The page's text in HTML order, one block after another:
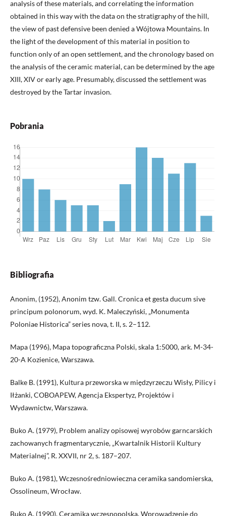
analysis of these materials, and correlating the information
obtained in this way with the data on the stratigraphy of the hill,
the view of past defensive been denied a Wójtowa Mountains. In
the light of the development of this material in position to
function only of an open settlement, and the chronology based on
the analysis of the ceramic material, can be determined by the age
XIII, XIV or early age. Presumably, discussed the settlement was
destroyed by the Tartar invasion.
Pobrania
Bibliografia
Anonim, (1952), Anonim tzw. Gall. Cronica et gesta ducum sive
principum polonorum, wyd. K. Maleczyński, „Monumenta
Poloniae Historica” series nova, t. II, s. 2–112.
Mapa (1996), Mapa topograficzna Polski, skala 1:5000, ark. M-34-
20-A Kozienice, Warszawa.
Balke B. (1991), Kultura przeworska w międzyrzeczu Wisły, Pilicy i
Iłżanki, COBOAPEW, Agencja Ekspertyz, Projektów i
Wydawnictw, Warszawa.
Buko A. (1979), Problem analizy opisowej wyrobów garncarskich
zachowanych fragmentarycznie, „Kwartalnik Historii Kultury
Materialnej”, R. XXVII, nr 2, s. 187–207.
Buko A. (1981), Wczesnośredniowieczna ceramika sandomierska,
Ossolineum, Wrocław.
Buko A. (1990), Ceramika wczesnopolska. Wprowadzenie do